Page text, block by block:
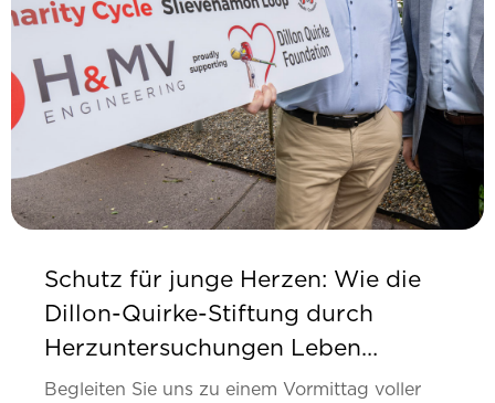
Schutz für junge Herzen: Wie die
Dillon-Quirke-Stiftung durch
Herzuntersuchungen Leben
verändert
Begleiten Sie uns zu einem Vormittag voller